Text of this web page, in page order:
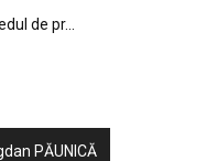
de pr...
PĂUNICĂ